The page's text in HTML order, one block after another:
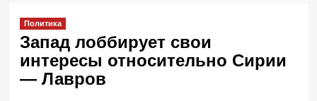
Политика
Запад лоббирует свои
интересы относительно Сирии
— Лавров